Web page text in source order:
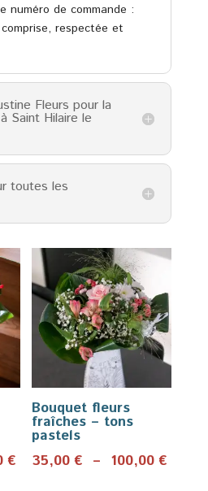
numéro de commande :
respectée et
Fleurs pour la
Saint Hilaire le
toutes les
€Plage
Bouquet fleurs
fraîches – tons
pastels
35,00€ – 100,00€